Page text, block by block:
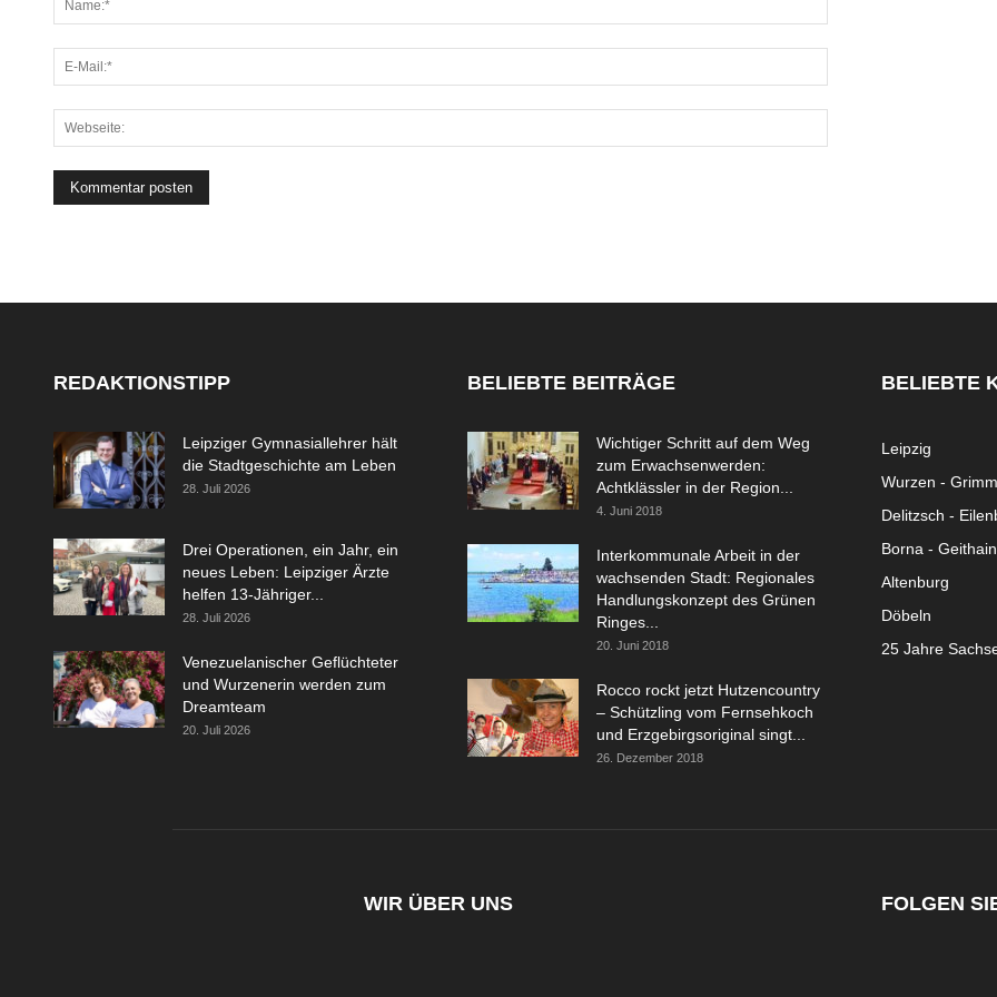
REDAKTIONSTIPP
Leipziger Gymnasiallehrer hält
die Stadtgeschichte am Leben
28. Juli 2026
Drei Operationen, ein Jahr, ein
neues Leben: Leipziger Ärzte
helfen 13-Jähriger...
28. Juli 2026
Venezuelanischer Geflüchteter
und Wurzenerin werden zum
Dreamteam
20. Juli 2026
BELIEBTE BEITRÄGE
Wichtiger Schritt auf dem Weg
zum Erwachsenwerden:
Achtklässler in der Region...
4. Juni 2018
Interkommunale Arbeit in der
wachsenden Stadt: Regionales
Handlungskonzept des Grünen
Ringes...
20. Juni 2018
Rocco rockt jetzt Hutzencountry
– Schützling vom Fernsehkoch
und Erzgebirgsoriginal singt...
26. Dezember 2018
BELIEBTE
Leipzig
Wurzen -
Delitzsch -
Borna - Geithain
Altenburg
Döbeln
25 Jahre
WIR ÜBER UNS FOLGEN